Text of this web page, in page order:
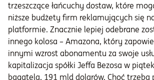
trzeszczące łańcuchy dostaw, które
niższe budżety firm reklamujących się
platformie. Znacznie lepiej odebrane
innego kolosa – Amazona, który
innymi wzrost abonamentu za swoje
kapitalizacja spółki Jeffa Bezosa w
bagatela, 191 mld dolarów. Choć trzeba